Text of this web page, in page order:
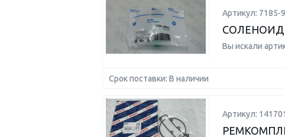
Артикул: 7185-
СОЛЕНОИД
Вы искали
Срок поставки: В наличии
Артикул: